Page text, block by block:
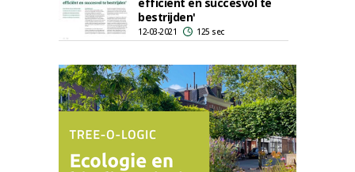
bestrijden'
12-03-2021 125 sec